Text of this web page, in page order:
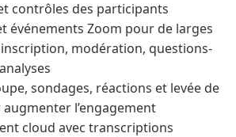
contrôles des participants
événements Zoom pour de larges
modération, questions-
sondages, réactions et levée de
l’engagement
cloud avec transcriptions